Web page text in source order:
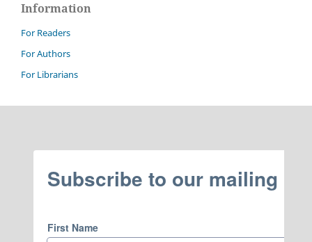
Information
For Readers
For Authors
For Librarians